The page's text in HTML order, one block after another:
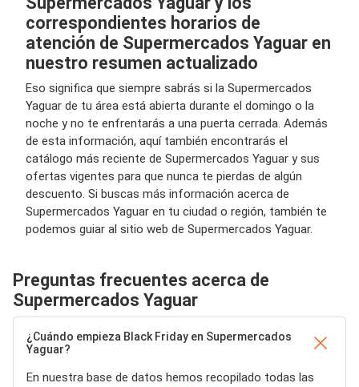
correspondientes horarios de
atención de Supermercados Yaguar en
nuestro resumen actualizado
Eso significa que siempre sabrás si la Supermercados
Yaguar de tu área está abierta durante el domingo o la
noche y no te enfrentarás a una puerta cerrada. Además
de esta información, aquí también encontrarás el
catálogo más reciente de Supermercados Yaguar y sus
ofertas vigentes para que nunca te pierdas de algún
descuento. Si buscas más información acerca de
Supermercados Yaguar en tu ciudad o región, también te
podemos guiar al sitio web de Supermercados Yaguar.
Preguntas frecuentes acerca de
Supermercados Yaguar
¿Cuándo empieza Black Friday en Supermercados
Yaguar?
En nuestra base de datos hemos recopilado todas las